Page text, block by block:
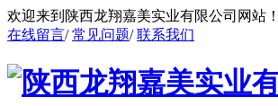
欢迎来到陕西龙翔嘉美实业有限公司网站！
在线留言/常见问题/联系我们